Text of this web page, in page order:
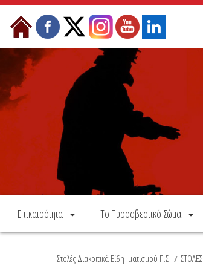
Skip to Content
Επικαιρότητα Το Πυροσβεστικό Σώμα
Στολές Διακριτικά Είδη Ιματισμού Π.Σ. / ΣΤΟΛΕΣ